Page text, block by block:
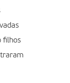
filhos